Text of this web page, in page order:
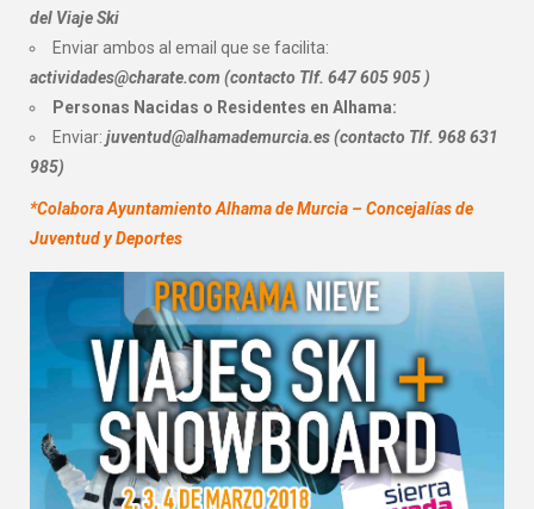
del Viaje Ski
Enviar ambos al email que se facilita:
actividades@charate.com (contacto Tlf. 647 605 905 )
Personas Nacidas o Residentes en Alhama:
Enviar: juventud@alhamademurcia.es (contacto Tlf. 968 631
985)
*Colabora Ayuntamiento Alhama de Murcia – Concejalías de
Juventud y Deportes